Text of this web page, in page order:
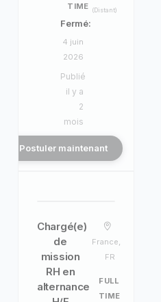
(Distant)
TIME
Fermé:
4 juin
2026
Publié
il y a
2
mois
Postuler maintenant
Chargé(e)
de
mission
RH en
alternance
France,
FR
FULL
TIME